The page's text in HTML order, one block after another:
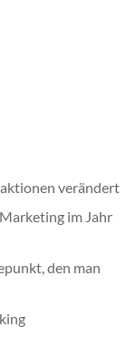
verändert
im Jahr
den man